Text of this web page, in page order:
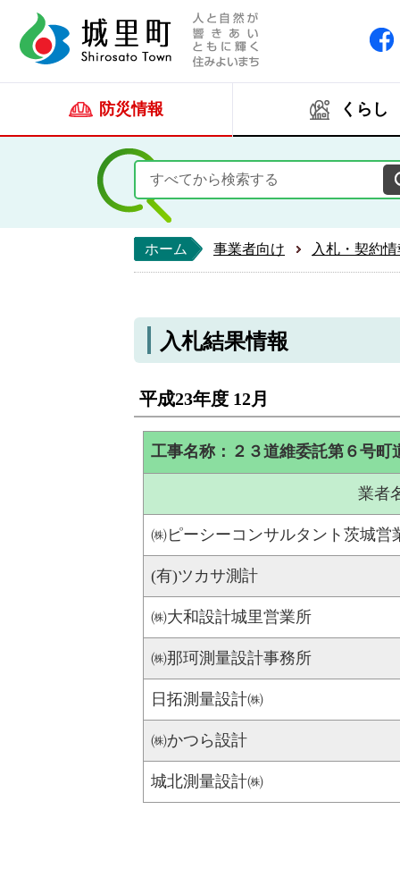
防災情報 くらし
ホーム 事業者向け 入札・契約
入札結果情報
平成23年度 12月
工事名称：２３道維委託第６号町
業者
㈱ピーシーコンサルタント茨城営
(有)ツカサ測計
㈱大和設計城里営業所
㈱那珂測量設計事務所
日拓測量設計㈱
㈱かつら設計
城北測量設計㈱